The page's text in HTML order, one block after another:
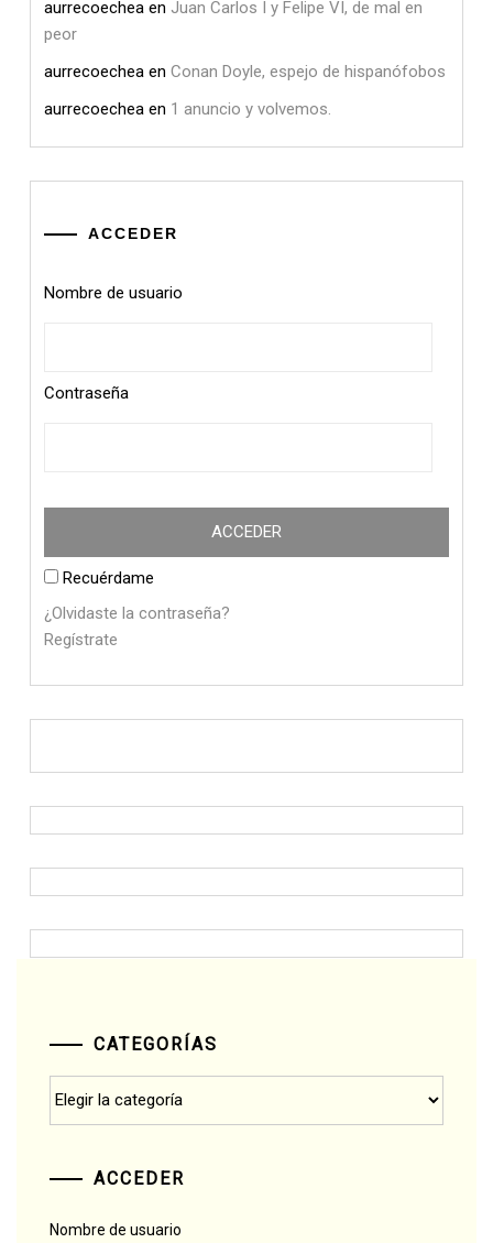
aurrecoechea en Juan Carlos I y Felipe VI, de mal en
peor
aurrecoechea en Conan Doyle, espejo de hispanófobos
aurrecoechea en 1 anuncio y volvemos.
ACCEDER
Nombre de usuario
Contraseña
Recuérdame
¿Olvidaste la contraseña?
Regístrate
CATEGORÍAS
ACCEDER
Nombre de usuario